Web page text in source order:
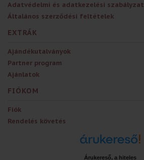
Adatvédelmi és adatkezelési szabályzat
Általános szerződési feltételek
EXTRÁK
Ajándékutalványok
Partner program
Ajánlatok
FIÓKOM
Fiók
Rendelés követés
Árukereső, a hiteles